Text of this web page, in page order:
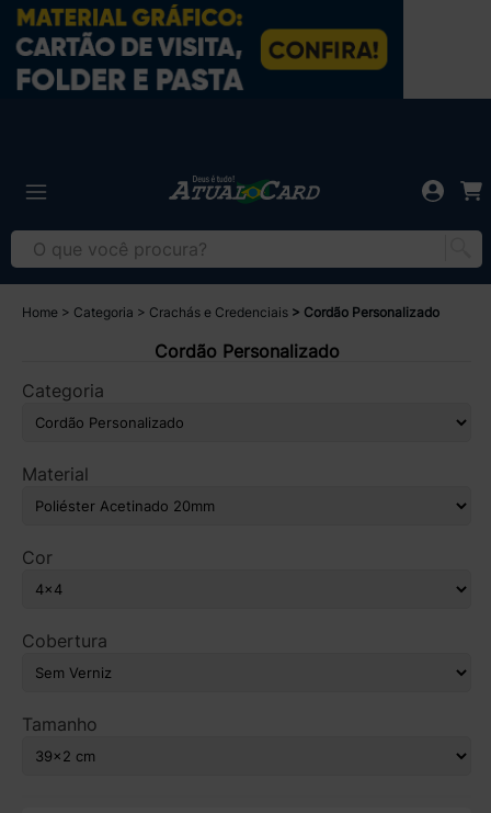
Home Categoria Crachás e Credenciais Cordão Personalizado
Cordão Personalizado
Categoria
Material
Cor
Cobertura
Tamanho